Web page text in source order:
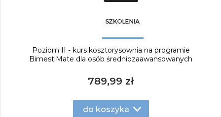
Poziom II - kurs kosztorysownia na programie
BimestiMate dla osób średniozaawansowanych
789,99 zł
do koszyka